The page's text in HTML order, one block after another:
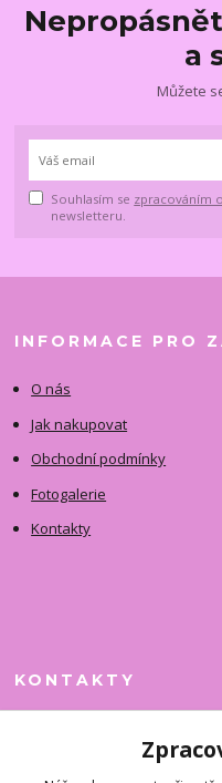
a
Můžete
Souhlasím se zpracováním
newsletteru.
INFORMACE PRO
O nás
Jak nakupovat
Obchodní podmínky
Fotogalerie
Kontakty
KONTAKTY
+420 731 390 323